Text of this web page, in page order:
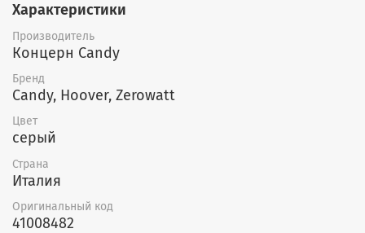
Характеристики
Производитель
Концерн Candy
Бренд
Candy, Hoover, Zerowatt
Цвет
серый
Страна
Италия
Оригинальный код
41008482